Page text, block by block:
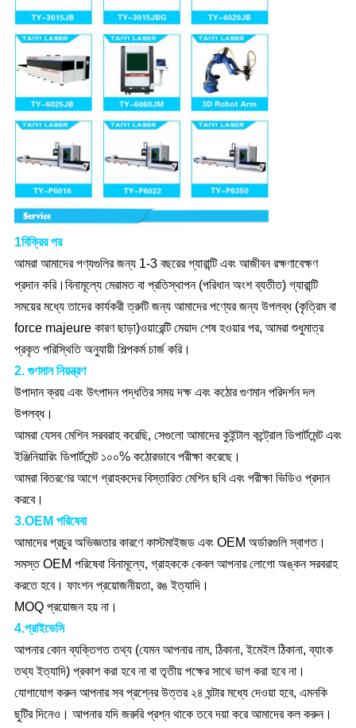
1বিক্রির পর
আমরা আমাদের পণ্যগুলির জন্য 1-3 বছরের গ্যারান্টি এবং আজীবন রক্ষণাবেক্ষণ
প্রদান করি।বিনামূল্যে মেরামত বা প্রতিস্থাপন (পরিধান অংশ ব্যতীত) গ্যারান্টি
সময়ের মধ্যে তাদের কার্যকরী ত্রুটি জন্য আমাদের পণ্যের জন্য উপলব্ধ (কৃত্রিম বা
force majeure কারণ ছাড়া)ওয়ারেন্টি মেয়াদ শেষ হওয়ার পর, আমরা শুধুমাত্র
প্রকৃত পরিস্থিতি অনুযায়ী শিল্পকর্ম চার্জ করি।
2. গুণমান নিয়ন্ত্রণ
উপাদান ক্রয় এবং উৎপাদন পদ্ধতির সময় দক্ষ এবং কঠোর গুণমান পরিদর্শন দল
উপলব্ধ।
আমরা যেসব মেশিন সরবরাহ করেছি, সেগুলো আমাদের কুইন্টাল কন্ট্রোল ডিপার্টমেন্ট এবং
ইঞ্জিনিয়ারিং ডিপার্টমেন্ট ১০০% কঠোরভাবে পরীক্ষা করেছে।
আমরা বিতরণের আগে গ্রাহকদের বিস্তারিত মেশিন ছবি এবং পরীক্ষা ভিডিও প্রদান
করবে।
3.OEM পরিষেবা
আমাদের প্রচুর অভিজ্ঞতার কারণে কাস্টমাইজড এবং OEM অর্ডারগুলি স্বাগত।
সমস্ত OEM পরিষেবা বিনামূল্যে, গ্রাহককে কেবল আপনার লোগো অঙ্কন সরবরাহ
করতে হবে। ফাংশন প্রয়োজনীয়তা, রঙ ইত্যাদি।
MOQ প্রয়োজন হয় না।
4.প্রাইভেসি
আপনার কোন ব্যক্তিগত তথ্য (যেমন আপনার নাম, ঠিকানা, ইমেইল ঠিকানা, ব্যাংক
তথ্য ইত্যাদি) প্রকাশ করা হবে না বা তৃতীয় পক্ষের সাথে ভাগ করা হবে না।
যোগাযোগ করুন আপনার সব প্রশ্নের উত্তর ২৪ ঘন্টার মধ্যে দেওয়া হবে, এমনকি
ছুটির দিনেও। আপনার যদি জরুরি প্রশ্ন থাকে তবে দয়া করে আমাদের কল করুন।